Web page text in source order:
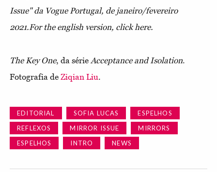
Issue" da Vogue Portugal, de janeiro/fevereiro
2021.For the english version, click here.
The Key One, da sérieAcceptance and Isolation.
Fotografia de Ziqian Liu.
EDITORIAL SOFIA LUCAS
ESPELHOS
REFLEXOS
MIRROR ISSUE
MIRRORS
ESPELHOS
INTRO NEWS